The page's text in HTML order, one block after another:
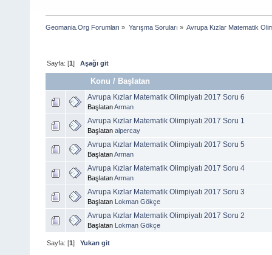
Geomania.Org Forumları » Yarışma Soruları » Avrupa Kızlar Matematik
Sayfa: [1]Aşağı git
Konu / Başlatan
Avrupa Kızlar Matematik Olimpiyatı 2017 Soru 6
BaşlatanArman
Avrupa Kızlar Matematik Olimpiyatı 2017 Soru 1
Başlatan alpercay
Avrupa Kızlar Matematik Olimpiyatı 2017 Soru 5
BaşlatanArman
Avrupa Kızlar Matematik Olimpiyatı 2017 Soru 4
BaşlatanArman
Avrupa Kızlar Matematik Olimpiyatı 2017 Soru 3
Başlatan Lokman Gökçe
Avrupa Kızlar Matematik Olimpiyatı 2017 Soru 2
Başlatan Lokman Gökçe
Sayfa: [1]Yukarı git